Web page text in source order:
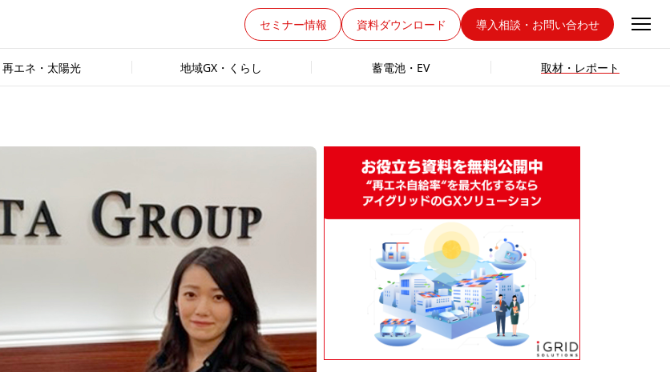
セミナー情報 資料ダウンロード 導入相談・お問い合わせ
再エネ・太陽光 地域GX・くらし 蓄電池・EV 取材・レポート